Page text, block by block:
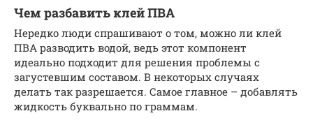
Чем разбавить клей ПВА
Нередко люди спрашивают о том, можно ли клей
ПВА разводить водой, ведь этот компонент
идеально подходит для решения проблемы с
загустевшим составом. В некоторых случаях
делать так разрешается. Самое главное – добавлять
жидкость буквально по граммам.